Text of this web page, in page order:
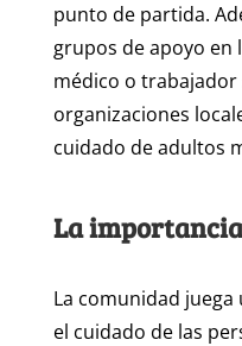
punto de partida.
grupos de apoyo en
médico o trabajador
organizaciones
cuidado de adultos
La
La comunidad
el cuidado de las